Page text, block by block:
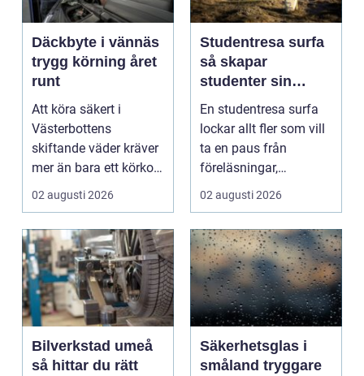
Däckbyte i vännäs
trygg körning året
runt
Att köra säkert i
Västerbottens
skiftande väder kräver
mer än bara ett körkort
och en pålitlig bil. ...
02 augusti 2026
Studentresa surfa
så skapar
studenter sin
ultimata paus från
plugget
En studentresa surfa
lockar allt fler som vill
ta en paus från
föreläsningar,
tentaplugg och sena
02 augusti 2026
Bilverkstad umeå
så hittar du rätt
Säkerhetsglas i
småland tryggare